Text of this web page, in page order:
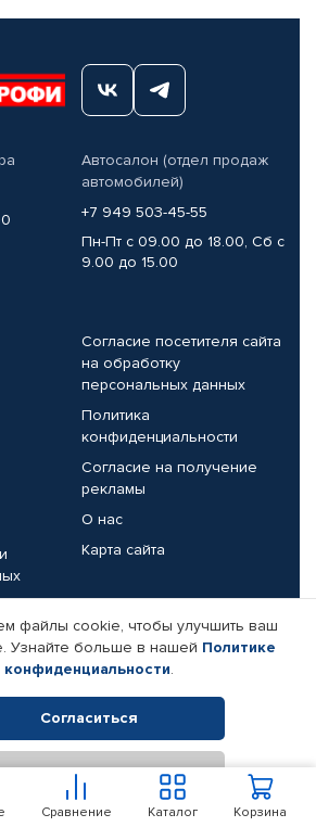
Сравнение Корзина
Каталог
Автосалон (отдел продаж
автомобилей)
+7 949 503-45-55
Пн-Пт с 09.00 до 18.00, Сб с
9.00 до 15.00
Согласие посетителя сайта
на обработку
персональных данных
Политика
конфиденциальности
Согласие на получение
рекламы
О нас
Карта сайта
Реквизиты компании
2015-2026. Все права защищены.
товаров Автопрофи.
файлы cookie, чтобы улучшить ваш
Узнайте больше в нашей Политике
конфиденциальности.
Согласиться
Отклонить